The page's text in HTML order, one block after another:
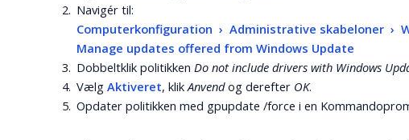
Navigér til:
Computerkonfiguration › Administrative skabeloner ›
Manage updates offered from Windows Update
Dobbeltklik politikken Do not include drivers with Windows
VælgAktiveret, klikAnvendog derefter OK.
Opdater politikken med gpupdate /force i en